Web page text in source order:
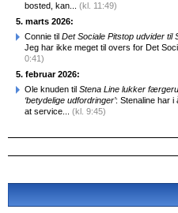
bosted, kan... (kl. 11:49)
5. marts 2026:
Connie til Det Sociale Pitstop udvider til
Jeg har ikke meget til overs for Det
0:41)
5. februar 2026:
Ole knuden til Stena Line lukker
‘betydelige udfordringer’: Stenaline har i
at service... (kl. 9:45)